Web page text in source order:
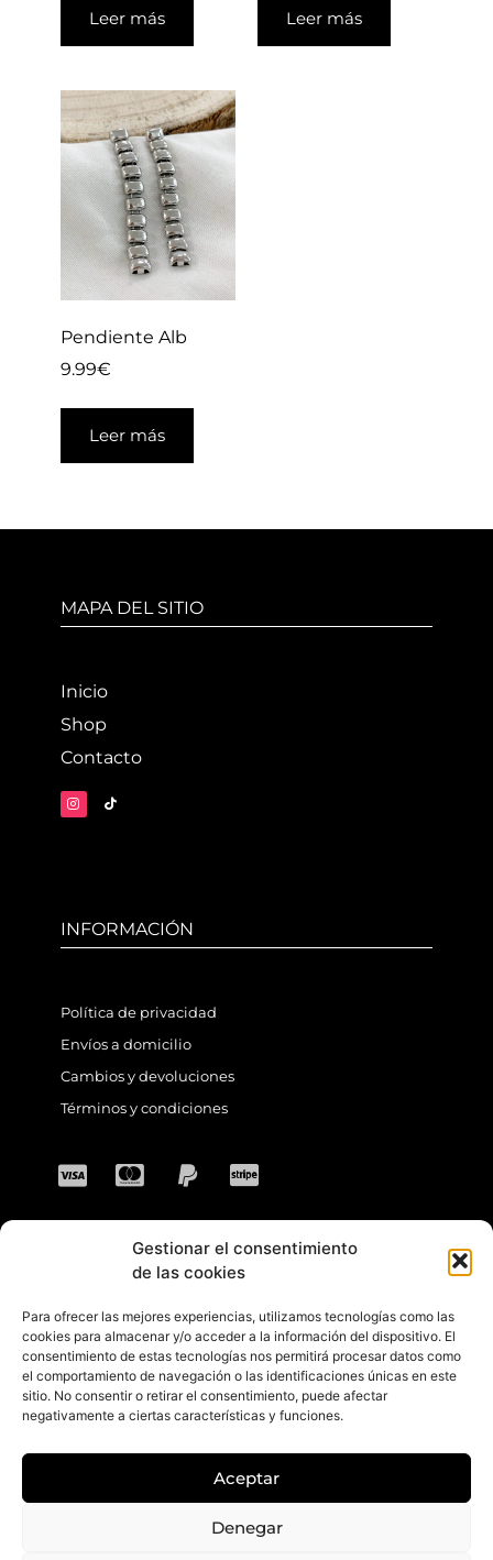
Gestionar el consentimiento
de las cookies
Para ofrecer las mejores experiencias, utilizamos tecnologías como las
cookies para almacenar y/o acceder a la información del dispositivo. El
consentimiento de estas tecnologías nos permitirá procesar datos como
el comportamiento de navegación o las identificaciones únicas en este
sitio. No consentir o retirar el consentimiento, puede afectar
negativamente a ciertas características y funciones.
Aceptar
Denegar
Leer más Leer más
Pendiente Alb
9.99€
Leer más
MAPA DEL SITIO
Inicio
Shop
Contacto
INFORMACIÓN
Política de privacidad
Envíos a domicilio
Cambios y devoluciones
Términos y condiciones
CONTACTO
Dirección: C. Sta. María Magdalena, 14,
41701 Dos Hermanas, Sevilla, España
Teléfono +34 694 46 69 91
hs y 17:30 a 20:30 hs. Sábados de 10:30 a
E-mail: contacto@gretacloset.com